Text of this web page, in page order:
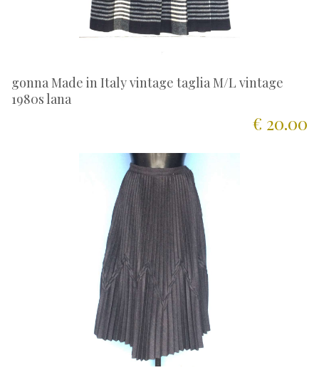
gonna Made in Italy vintage taglia M/L vintage
1980s lana
€ 20.00